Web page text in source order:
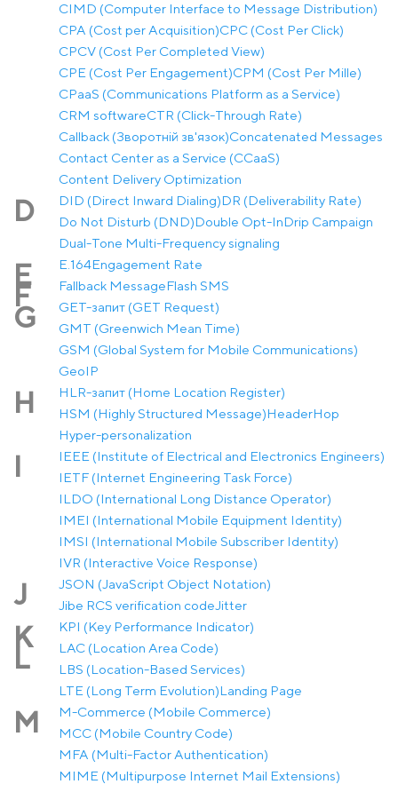
CIMD (Computer Interface to Message Distribution)
CPA (Cost per Acquisition)CPC (Cost Per Click)
CPCV (Cost Per Completed View)
CPE (Cost Per Engagement)CPM (Cost Per Mille)
CPaaS (Communications Platform as a Service)
CRM softwareCTR (Click-Through Rate)
Callback (Зворотній зв'язок)Concatenated Messages
Contact Center as a Service (CCaaS)
Content Delivery Optimization
D DID (Direct Inward Dialing)DR (Deliverability Rate)
Do Not Disturb (DND)Double Opt-InDrip Campaign
Dual-Tone Multi-Frequency signaling
E E.164Engagement Rate
F Fallback MessageFlash SMS
G
GET-запит (GET Request)
GMT (Greenwich Mean Time)
GSM (Global System for Mobile Communications)
GeoIP
H
HLR-запит (Home Location Register)
HSM (Highly Structured Message)HeaderHop
Hyper-personalization
I
IEEE (Institute of Electrical and Electronics Engineers)
IETF (Internet Engineering Task Force)
ILDO (International Long Distance Operator)
IMEI (International Mobile Equipment Identity)
IMSI (International Mobile Subscriber Identity)
IVR (Interactive Voice Response)
J
JSON (JavaScript Object Notation)
Jibe RCS verification codeJitter
K KPI (Key Performance Indicator)
L
LAC (Location Area Code)
LBS (Location-Based Services)
LTE (Long Term Evolution)Landing Page
M
M-Commerce (Mobile Commerce)
MCC (Mobile Country Code)
MFA (Multi-Factor Authentication)
MIME (Multipurpose Internet Mail Extensions)